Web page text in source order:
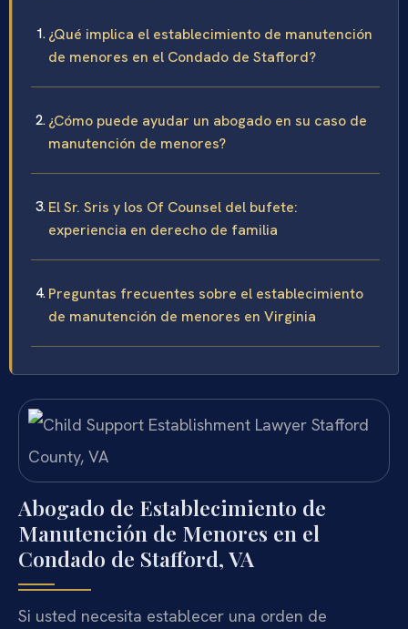
¿Qué implica el establecimiento de manutención
de menores en el Condado de Stafford?
¿Cómo puede ayudar un abogado en su caso de
manutención de menores?
El Sr. Sris y los Of Counsel del bufete:
experiencia en derecho de familia
Preguntas frecuentes sobre el establecimiento
de manutención de menores en Virginia
Abogado de Establecimiento de
Manutención de Menores en el
Condado de Stafford, VA
Si usted necesita establecer una orden de